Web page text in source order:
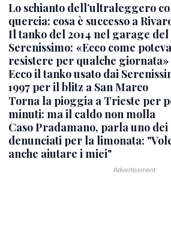
Lo schianto dell’ultraleggero
quercia: cosa è successo a
Il tanko del 2014 nel garage del
Serenissimo: «Ecco come
resistere per qualche giornata»
Ecco il tanko usato dai
1997 per il blitz a San Marco
Torna la pioggia a Trieste per
minuti: ma il caldo non molla
Caso Pradamano, parla uno
denunciati per la limonata:
anche aiutare i miei"